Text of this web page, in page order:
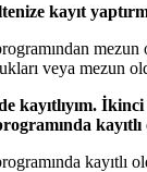
kayıt
veya mezun
kayıtlı